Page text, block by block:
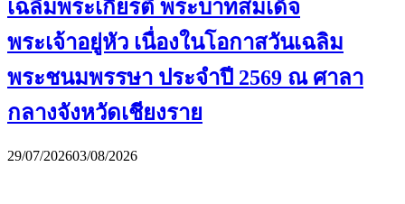
เฉลิมพระเกียรติ พระบาทสมเด็จ
พระเจ้าอยู่หัว เนื่องในโอกาสวันเฉลิม
พระชนมพรรษา ประจำปี 2569 ณ ศาลา
กลางจังหวัดเชียงราย
29/07/202603/08/2026